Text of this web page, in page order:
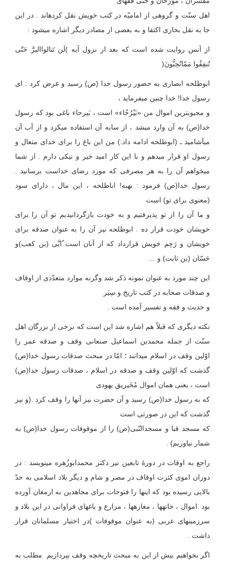
اهل سنّت و گروهی از امامیّه در کتب خویش نقل کرده‏اند . در این
جا به نقل بخاری اکتفا و به بعضی از مصادر دیگر اشاره می‏شود :
از اَنس روایت شده است که بعد از نزول آیه )لَن تَنالواالبرَّ حَتّی
تُنفِقُوا مَمّاتُحِبُّونَ(
ابوطلحه انصاری به حضور رسول خدا (ص) رسید و عرض کرد : ای
رسول خدا! خدا چنین می‏فرماید ،
و مجبوبترین اموال من «بَیْرُحُاء» است ، بَیرحاء باغی بود که رسول
خدا(ص) به آن وارد می‏شد ، از سایه آن استفاده می‏کرد و از آب آن
می‏آشامید ـ (ابوطلحه ادامه داد:) من این باغ را برای خدای متعال و
رسول او قرار می‏دهم و با این کار امید خیر و نیکی دارم . از شما
می‏خواهم آن را به هر مصرفی که مورد رضای خداست برسانید .
رسول خدا(ص) فرمود : به‏به! اباطلحه ، این مال ، دارای سود
(معنوی برای تو) است
و ما آن را از تو پذیرفتیم و به خودت بازگردانیدیم تو آن را برای
خویشان خودت قرار ده . ابوطلحه نیز آن را به عنوان صدقه برای
خویشان و رَحِم خویش قرارداد که از آنان است ُابَّی (بن کعب)و
حَسّان (بن ثابت) و …
این چند مورد به عنوان نمونه ذکر شد وگرنه موارد متعدّدی از اوقاف
و صدقات صحابه در کتب تاریخ و سِیَر
و حدیث و فقه و تفسیر آمده است .
نکته دیگری که قبلاً هم اشاره شد این است که برخی از بزرگان اهل
سنّت از جمله محمدبن اسماعیل صنعانی وقف و صدقه عمر را
اوّلین وقف در اسلام می‏دانند ؛ امّا در مبحث صدقات رسول خدا(ص)
گذشت که اوّلین وقف و صدقه در اسلام ، صدقات رسول خدا(ص)
است ، یعنی همان اموال مُخَیریق یهودی
که به رسول خدا(ص) رسید و آن حضرت نیز آنها را وقف کرد .(و نیز
گذشت که این در صورتی است
که مسجد قبا و مسجدالنّبی(ص) را از موقوفات رسول خدا(ص) به
شمار نیاوریم) .
راجع به اوقات در دورۀ تابعین نیز دکتر محمدابوزُهره می‏نویسد : در
دوران اموی کثرت اوقاف در مصر و شام و دیگر بلاد اسلامی به حدّ
بالایی رسیده بود که اینها را فتوحات برای مجاهدین به ارمغان آورده
بود .اموال ، خانه‏ها ، مغازه‏ها ، مزارع و باغهای فراوانی در این بلاد و
سرزمینهای عربی (به‏ عنوان‏ موقوفات )در اختیار مسلمانان قرار
داشت .
اگر بخواهیم بیش از این به مبحث تاریخچه وقف بپردازیم مطلب به